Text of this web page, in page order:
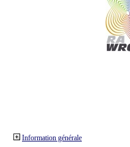
Information générale